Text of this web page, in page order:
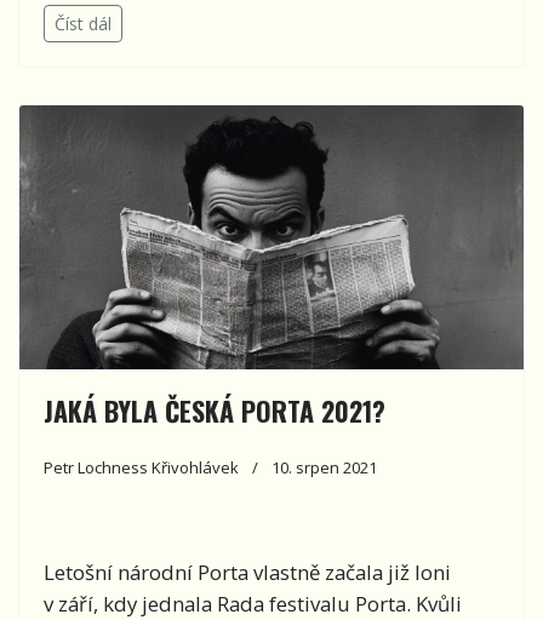
Číst dál
JAKÁ BYLA ČESKÁ PORTA 2021?
Petr Lochness Křivohlávek 10. srpen 2021
Letošní národní Porta vlastně začala již loni
v září, kdy jednala Rada festivalu Porta. Kvůli